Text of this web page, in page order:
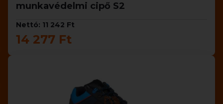
munkavédelmi cipő S2
Nettó: 11 242 Ft
14 277 Ft